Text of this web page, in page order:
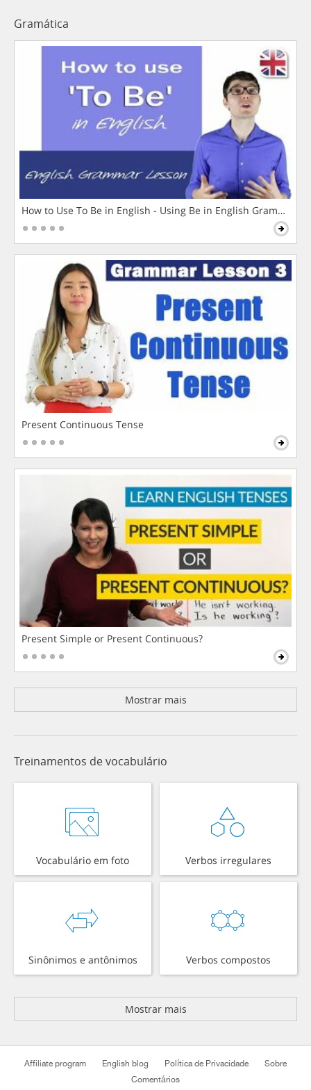
Gramática
How to Use To Be in English - Using Be in English Grammar
Present Continuous Tense
Present Simple or Present Continuous?
Mostrar mais
Treinamentos de vocabulário
Vocabulário em foto Verbos irregulares
Sinônimos e antônimos Verbos compostos
Mostrar mais
Affiliate program English blog Política de Privacidade
Sobre
Comentários